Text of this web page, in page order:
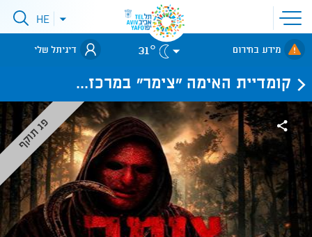
פתיחת
תפריט
אתר
לאתר עיריית
תל-אביב
פתיחתHE
מידע בחירום 31° דיגיתל שלי
קומדיית האימה "צימר" במרכז...
פג תוקף